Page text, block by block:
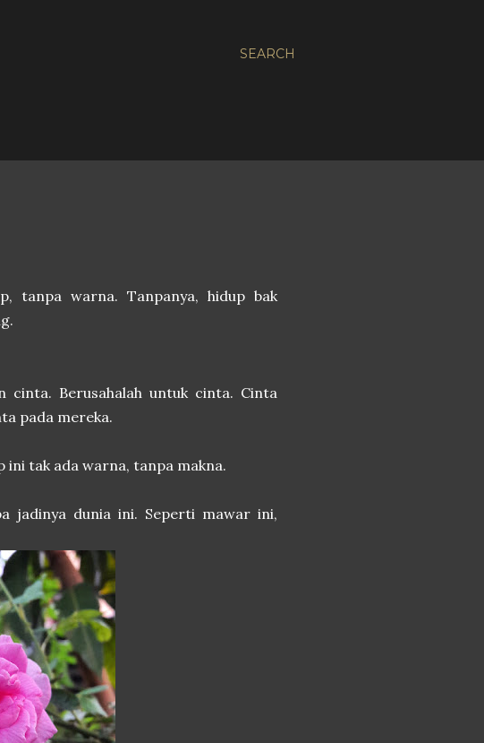
SEARCH
tanpa warna. Tanpanya, hidup bak
Berusahalah untuk cinta. Cinta
pada mereka.
ini tak ada warna, tanpa makna.
jadinya dunia ini. Seperti mawar ini,